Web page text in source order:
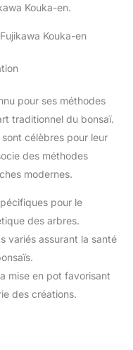
Kouka-en.
Kouka-en
pour ses méthodes
traditionnel du bonsaï.
célèbres pour leur
des méthodes
modernes.
pour le
des arbres.
variés assurant la santé
mise en pot favorisant
des créations.